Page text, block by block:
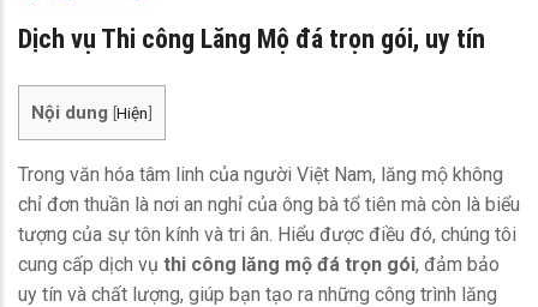
Dịch vụ Thi công Lăng Mộ đá trọn gói, uy tín
Nội dung [Hiện]
Trong văn hóa tâm linh của người Việt Nam, lăng mộ không
chỉ đơn thuần là nơi an nghỉ của ông bà tổ tiên mà còn là biểu
tượng của sự tôn kính và tri ân. Hiểu được điều đó, chúng tôi
cung cấp dịch vụ thi công lăng mộ đá trọn gói, đảm bảo
uy tín và chất lượng, giúp bạn tạo ra những công trình lăng